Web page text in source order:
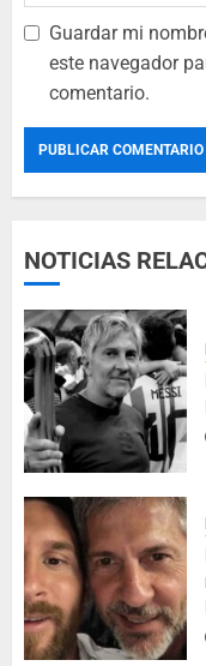
Guardar mi
este navegador
comentario.
NOTICIAS